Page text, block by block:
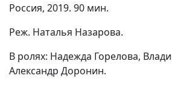
Россия, 2019. 90 мин.
Реж. Наталья Назарова.
В ролях: Надежда Горелова,
Александр Доронин.